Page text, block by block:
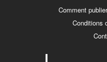
Comment
Conditions